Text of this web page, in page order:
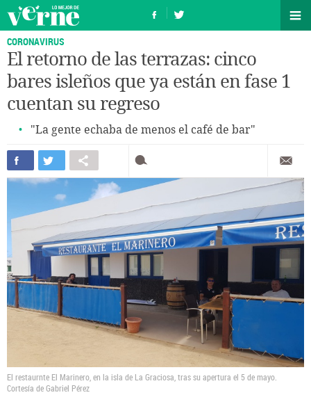
CORONAVIRUS
El retorno de las terrazas: cinco
bares isleños que ya están en fase 1
cuentan su regreso
"La gente echaba de menos el café de bar"
El restaurnte El Marinero, en la isla de La Graciosa, tras su apertura el 5 de mayo.
Cortesía de Gabriel Pérez